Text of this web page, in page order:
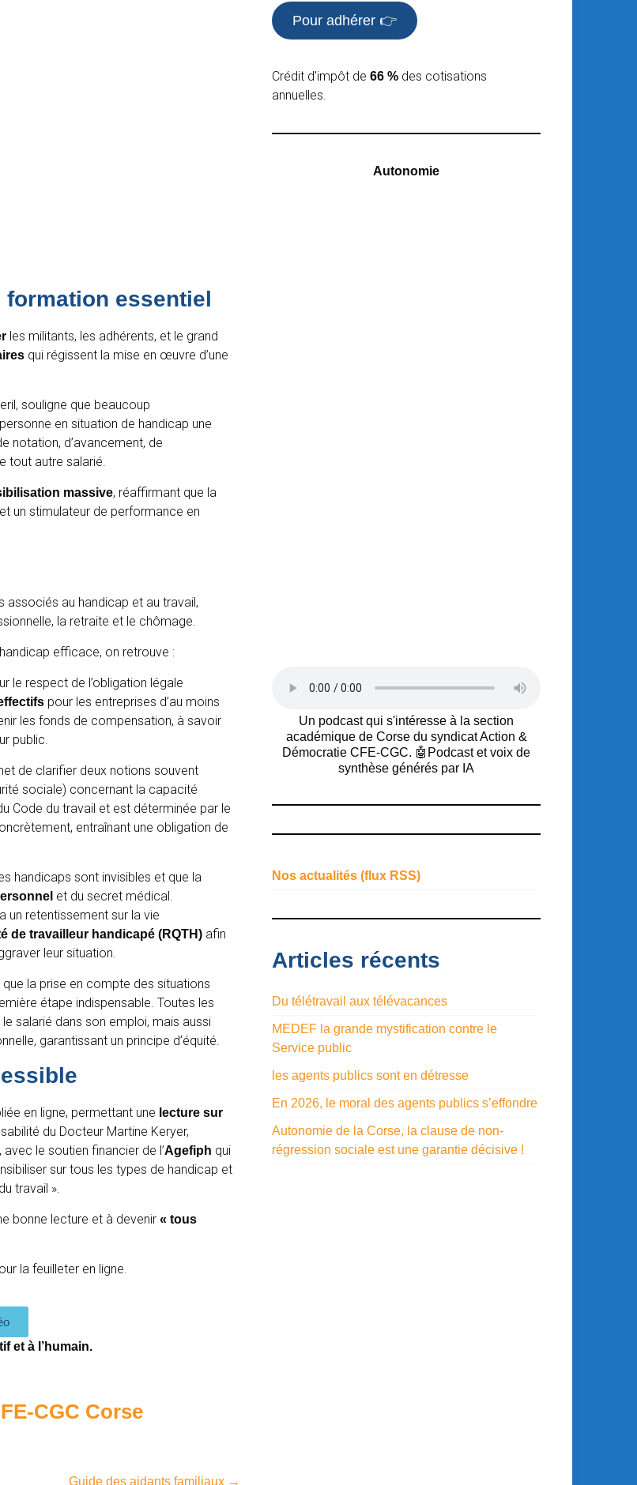
formation essentiel
les militants, les adhérents, et le grand
qui régissent la mise en œuvre d’une
souligne que beaucoup
en situation de handicap une
notation, d’avancement, de
tout autre salarié.
massive, réaffirmant que la
un stimulateur de performance en
au handicap et au travail,
la retraite et le chômage.
efficace, on retrouve :
le respect de l’obligation légale
pour les entreprises d’au moins
les fonds de compensation, à savoir
public.
de clarifier deux notions souvent
sociale) concernant la capacité
Code du travail et est déterminée par le
entraînant une obligation de
handicaps sont invisibles et que la
et du secret médical.
un retentissement sur la vie
de travailleur handicapé (RQTH) afin
leur situation.
que la prise en compte des situations
étape indispensable. Toutes les
salarié dans son emploi, mais aussi
garantissant un principe d’équité.
en ligne, permettant une lecture sur
du Docteur Martine Keryer,
le soutien financier de l’Agefiph qui
sur tous les types de handicap et
travail ».
bonne lecture et à devenir « tous
la feuilleter en ligne.
et à l’humain.
CGC Corse
Guide des aidants familiaux →
Pour adhérer 👉
Crédit d'impôt de66 % des cotisations
annuelles.
Autonomie
Un podcast qui s'intéresse à la section
académique de Corse du syndicat Action &
Démocratie CFE-CGC. 🤖Podcast et voix de
synthèse générés par IA
Nos actualités (flux RSS)
Articles récents
Du télétravail aux télévacances
MEDEF la grande mystification contre le
Service public
les agents publics sont en détresse
En 2026, le moral des agents publics s’effondre
Autonomie de la Corse, la clause de non-
régression sociale est une garantie décisive !